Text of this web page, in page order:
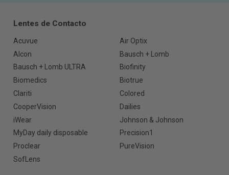
Lentes de Contacto
Acuvue
Air Optix
Alcon
Bausch + Lomb
Bausch + Lomb ULTRA
Biofinity
Biomedics
Biotrue
Clariti
Colored
CooperVision
Dailies
iWear
Johnson & Johnson
MyDay daily disposable
Precision1
Proclear
PureVision
SofLens